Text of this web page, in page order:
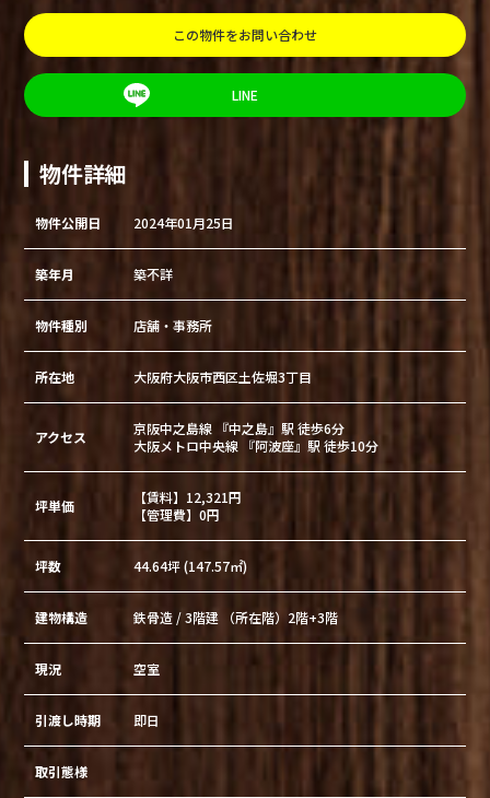
この物件をお問い合わせ
LINE
物件詳細
物件公開日 2024年01月25日
築年月 築不詳
物件種別 店舗・事務所
所在地 大阪府大阪市西区土佐堀3丁目
アクセス
京阪中之島線 『中之島』駅 徒歩6分
大阪メトロ中央線 『阿波座』駅 徒歩10分
坪単価
【賃料】12,321円
【管理費】0円
坪数 44.64坪 (147.57㎡)
建物構造 鉄骨造 / 3階建 （所在階）2階+3階
現況 空室
引渡し時期 即日
取引態様